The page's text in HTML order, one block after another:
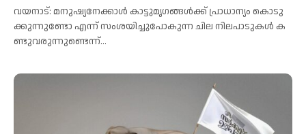
വ­​യ­​നാ​ട്: മ­​നു­​ഷ്യ­​നേ­​ക്കാ​ള്‍ കാ­​ട്ടു­​മൃ­​ഗ­​ങ്ങ​ള്‍­​ക്ക് പ്രാ­​ധാ​ന്യം കൊ­​ടു­​
ക്കു­​ന്നു​ണ്ടോ എ­​ന്ന് സംശയിച്ചുപോകുന്ന ചി­​ല നി­​ല­​പാ­​ടു­​ക​ള്‍ ക­​
ണ്ടു­​വ­​രു­​ന്നു­​ണ്ടെ­​ന്ന്…